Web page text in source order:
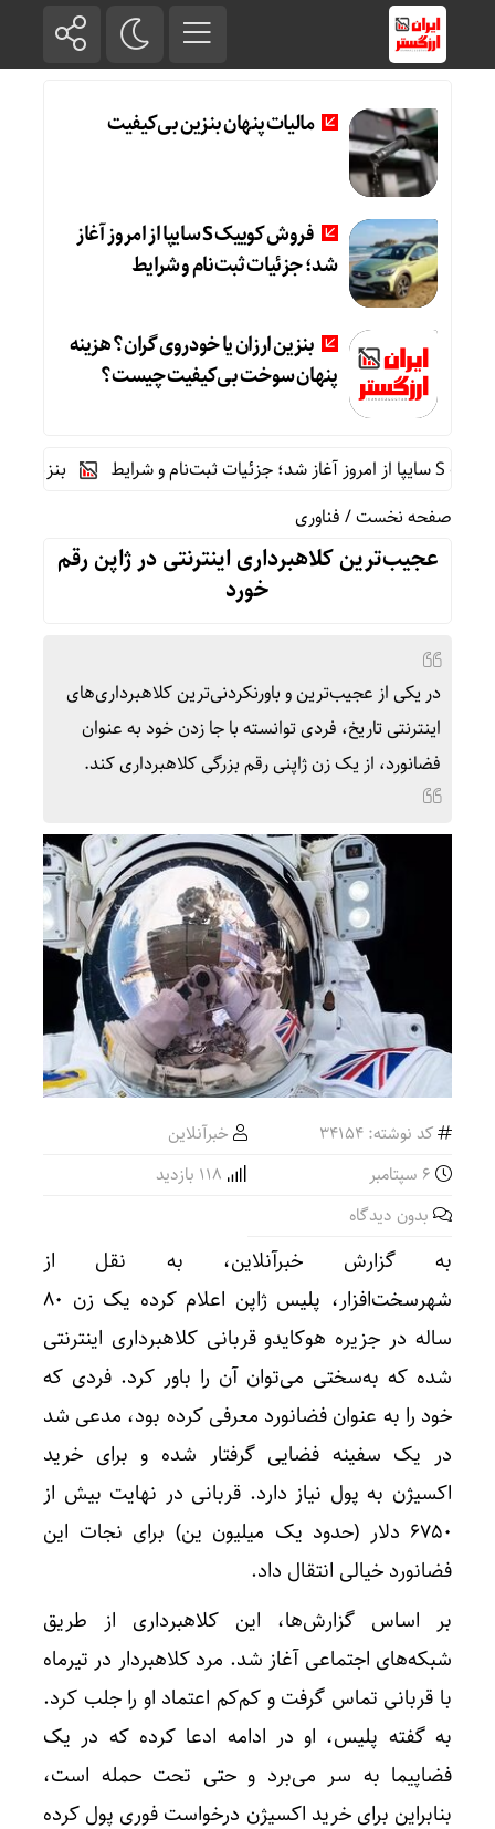
مالیات پنهان بنزین بی‌کیفیت
فروش کوییک S سایپا از امروز آغاز
شد؛ جزئیات ثبت‌نام و شرایط
بنزین ارزان یا خودروی گران؟ هزینه
پنهان سوخت بی‌کیفیت چیست؟
بنزین
صفحه نخست/فناوری
عجیب‌ترین کلاهبرداری اینترنتی در ژاپن رقم
خورد
در یکی از عجیب‌ترین و باورنکردنی‌ترین کلاهبرداری‌های
اینترنتی تاریخ، فردی توانسته با جا زدن خود به عنوان
فضانورد، از یک زن ژاپنی رقم بزرگی کلاهبرداری کند.
کد نوشته: 34154
خبرآنلاین
بدون دیدگاه
به گزارش خبرآنلاین، به نقل از
شهرسخت‌افزار، پلیس ژاپن اعلام کرده یک زن ۸۰
ساله در جزیره هوکایدو قربانی کلاهبرداری اینترنتی
شده که به‌سختی می‌توان آن را باور کرد. فردی که
خود را به عنوان فضانورد معرفی کرده بود، مدعی شد
در یک سفینه فضایی گرفتار شده و برای خرید
اکسیژن به پول نیاز دارد. قربانی در نهایت بیش از
۶۷۵۰ دلار (حدود یک میلیون ین) برای نجات این
فضانورد خیالی انتقال داد.
بر اساس گزارش‌ها، این کلاهبرداری از طریق
شبکه‌های اجتماعی آغاز شد. مرد کلاهبردار در تیرماه
با قربانی تماس گرفت و کم‌کم اعتماد او را جلب کرد.
به گفته پلیس، او در ادامه ادعا کرده که در یک
فضاپیما به سر می‌برد و حتی تحت حمله است،
بنابراین برای خرید اکسیژن درخواست فوری پول کرده